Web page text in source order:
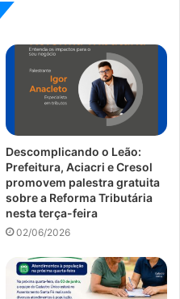
Descomplicando o Leão:
Prefeitura, Aciacri e Cresol
promovem palestra gratuita
sobre a Reforma Tributária
nesta terça-feira
02/06/2026